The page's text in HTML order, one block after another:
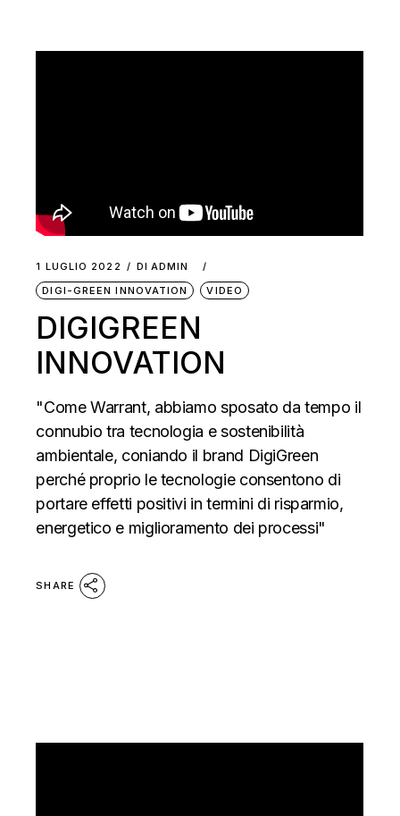
1 LUGLIO 2022 DI ADMIN
DIGI-GREEN INNOVATION
VIDEO
DIGIGREEN
INNOVATION
"Come Warrant, abbiamo sposato da tempo il
connubio tra tecnologia e sostenibilità
ambientale, coniando il brand DigiGreen
perché proprio le tecnologie consentono di
portare effetti positivi in termini di risparmio,
energetico e miglioramento dei processi"
SHARE